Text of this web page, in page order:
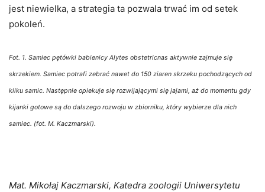
jest niewielka, a strategia ta pozwala trwać im od setek
pokoleń.
Fot. 1. Samiec pętówki babienicy Alytes obstetricnas aktywnie zajmuje się
skrzekiem. Samiec potrafi zebrać nawet do 150 ziaren skrzeku pochodzących od
kilku samic. Następnie opiekuje się rozwijającymi się jajami, aż do momentu gdy
kijanki gotowe są do dalszego rozwoju w zbiorniku, który wybierze dla nich
samiec. (fot. M. Kaczmarski).
Mat. Mikołaj Kaczmarski, Katedra zoologii Uniwersytetu